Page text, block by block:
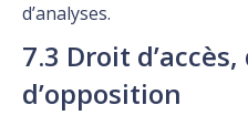
d’analyses.
7.3 Droit
d’opposition